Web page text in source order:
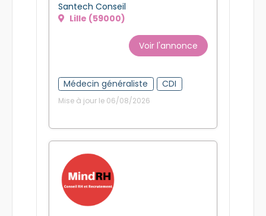
Santech Conseil
Lille (59000)
Voir l'annonce
Médecin généraliste CDI
Mise à jour le 06/08/2026